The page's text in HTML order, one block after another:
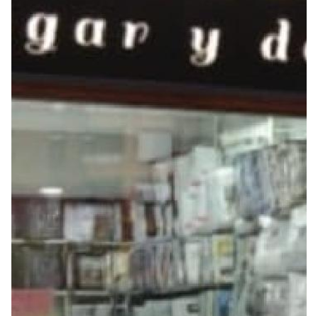
Denuncia
Mapa de Puntos
Seguros
Sala de prensa